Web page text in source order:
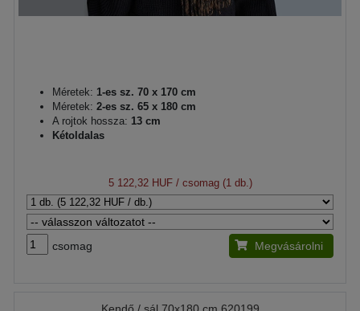
Méretek: 1-es sz. 70 x 170 cm
Méretek: 2-es sz. 65 x 180 cm
A rojtok hossza: 13 cm
Kétoldalas
5 122,32 HUF/ csomag (1 db.)
csomag Megvásárolni